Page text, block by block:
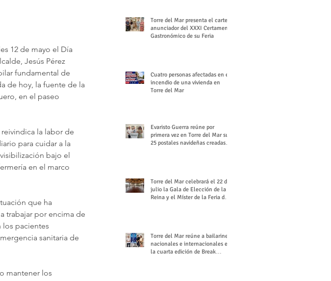
12 de mayo el Día
Jesús Pérez
fundamental de
de hoy, la fuente de la
en el paseo
la labor de
para cuidar a la
bajo el
en el marco
que ha
trabajar por encima de
los pacientes
sanitaria de
mantener los
Torre del Mar presenta el cartel
anunciador del XXXI Certamen
Gastronómico de su Feria
Cuatro personas afectadas en el
incendio de una vivienda en
Torre del Mar
Evaristo Guerra reúne por
primera vez en Torre del Mar sus
25 postales navideñas creadas
Torre del Mar celebrará el 22 de
julio la Gala de Elección de la
Reina y el Míster de la Feria de
Torre del Mar reúne a bailarines
nacionales e internacionales en
la cuarta edición de Break